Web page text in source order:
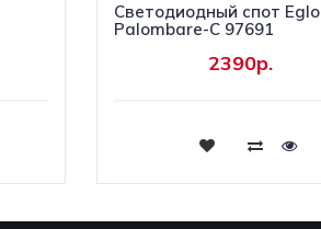
Светодиодный спот Eglo
Palombare-C 97691
2390р.
Купить